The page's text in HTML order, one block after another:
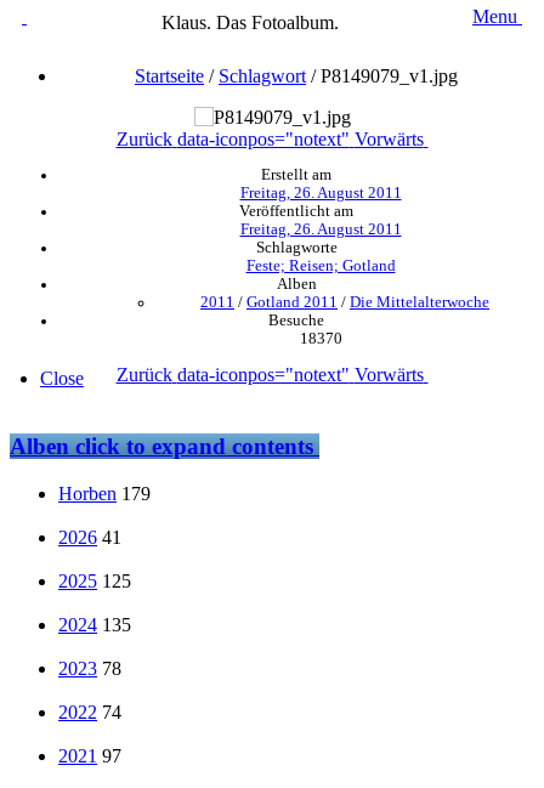
Klaus. Das Fotoalbum. Menu
Startseite / Schlagwort /P8149079_v1.jpg
Zurück data-iconpos="notext" Vorwärts
Erstellt am
Freitag, 26. August 2011
Veröffentlicht am
Freitag, 26. August 2011
Schlagworte
Feste; Reisen; Gotland
Alben
2011 / Gotland 2011 / Die Mittelalterwoche
Besuche
18370
Zurück data-iconpos="notext" Vorwärts
Close
Albenclick to expand contents
Horben 179
2026 41
2025 125
2024 135
2023 78
2022 74
2021 97